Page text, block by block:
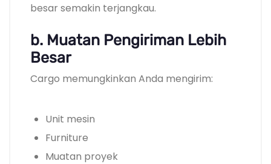
besar semakin terjangkau.
b. Muatan Pengiriman Lebih
Besar
Cargo memungkinkan Anda mengirim:
Unit mesin
Furniture
Muatan proyek